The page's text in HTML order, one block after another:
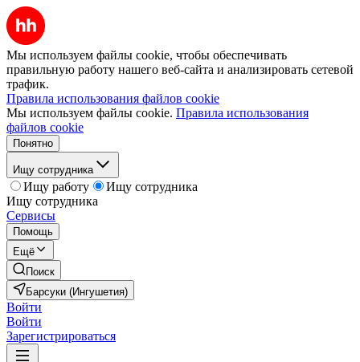
Мы используем файлы cookie, чтобы обеспечивать
правильную работу нашего веб-сайта и анализировать сетевой
трафик.
Правила использования файлов cookie
Мы используем файлы cookie. Правила использования
файлов cookie
Понятно
Ищу сотрудника
Ищу работу
Ищу сотрудника
Ищу сотрудника
Сервисы
Помощь
Ещё
Поиск
Барсуки (Ингушетия)
Войти
Войти
Зарегистрироваться